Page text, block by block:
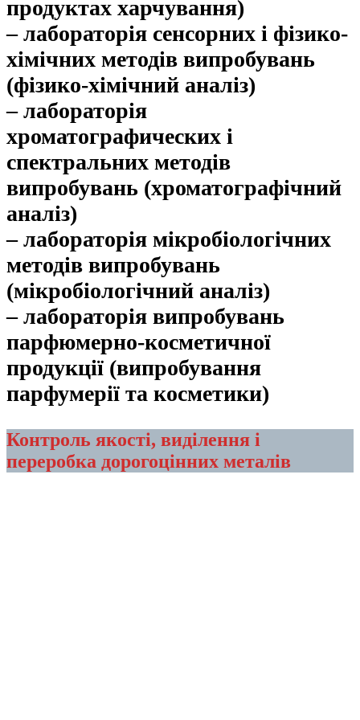
продуктах харчування)
– лабораторія сенсорних і фізико-
хімічних методів випробувань
(фізико-хімічний аналіз)
– лабораторія
хроматографических і
спектральних методів
випробувань (хроматографічний
аналіз)
– лабораторія мікробіологічних
методів випробувань
(мікробіологічний аналіз)
– лабораторія випробувань
парфюмерно-косметичної
продукції (випробування
парфумерії та косметики)
Контроль якості, виділення і
переробка дорогоцінних металів